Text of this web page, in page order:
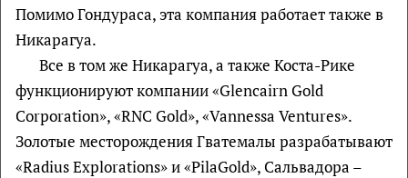
Помимо Гондураса, эта компания работает также в
Никарагуа.
Все в том же Никарагуа, а также Коста-Рике
функционируют компании «Glencairn Gold
Corporation», «RNC Gold», «Vannessa Ventures».
Золотые месторождения Гватемалы разрабатывают
«Radius Explorations» и «PilaGold», Сальвадора –